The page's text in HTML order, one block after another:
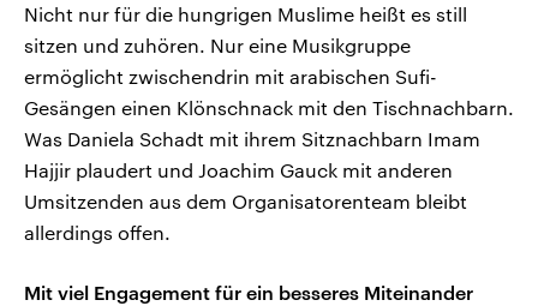
Nicht nur für die hungrigen Muslime heißt es still
sitzen und zuhören. Nur eine Musikgruppe
ermöglicht zwischendrin mit arabischen Sufi-
Gesängen einen Klönschnack mit den Tischnachbarn.
Was Daniela Schadt mit ihrem Sitznachbarn Imam
Hajjir plaudert und Joachim Gauck mit anderen
Umsitzenden aus dem Organisatorenteam bleibt
allerdings offen.
Mit viel Engagement für ein besseres Miteinander